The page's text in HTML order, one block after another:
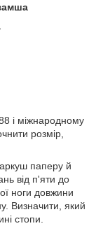
і міжнародному
розмір,
паперу й
від п'яти до
ноги довжини
Визначити, який
стопи.